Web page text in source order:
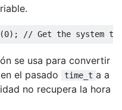
(0); // Get the system
se usa para convertir
el pasado
time_t a a
no recupera la hora